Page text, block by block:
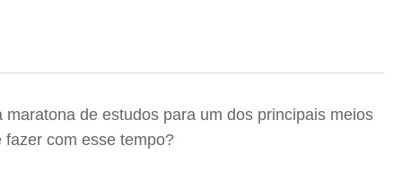
maratona de estudos para um dos principais meios
com esse tempo?